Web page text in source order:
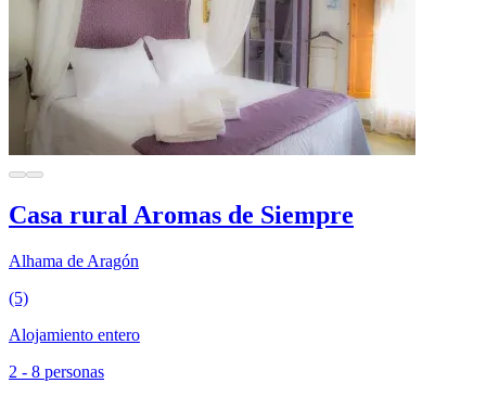
Casa rural Aromas de Siempre
Alhama de Aragón
(5)
Alojamiento entero
2 - 8 personas